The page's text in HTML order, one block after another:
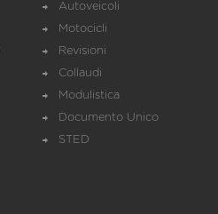
Autoveicoli
Motocicli
Revisioni
Collaudi
Modulistica
Documento Unico
STED